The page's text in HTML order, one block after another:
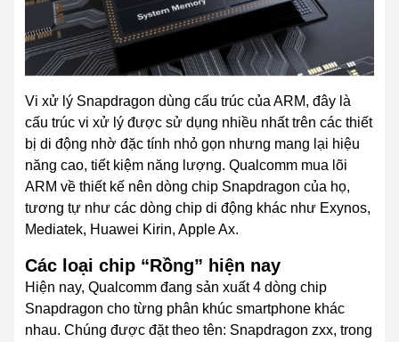
Vi xử lý Snapdragon dùng cấu trúc của ARM, đây là
cấu trúc vi xử lý được sử dụng nhiều nhấttrên các thiết
bị di động nhờ đặc tính nhỏ gọn nhưng mang lại hiệu
năng cao, tiết kiệm năng lượng. Qualcomm mua lõi
ARM về thiết kế nên dòng chip Snapdragon của họ,
tương tự như các dòng chip di động khác như Exynos,
Mediatek, Huawei Kirin, Apple Ax.
Các loại chip “Rồng” hiện nay
Hiện nay, Qualcomm đang sản xuất 4 dòng chip
Snapdragon cho từng phân khúc smartphone khác
nhau. Chúng được đặt theo tên: Snapdragon zxx, trong